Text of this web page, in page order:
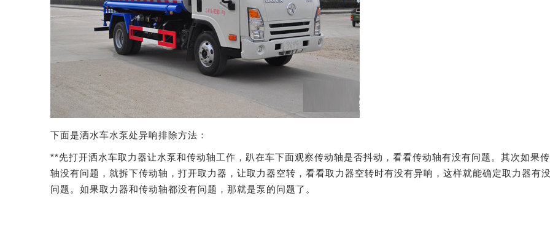
下面是洒水车水泵处异响排除方法：
**先打开洒水车取力器让水泵和传动轴工作，趴在车下面观察传动轴是否抖动，看看传动轴有没有问题。其次如果
轴没有问题，就拆下传动轴，打开取力器，让取力器空转，看看取力器空转时有没有异响，这样就能确定取力器有
问题。如果取力器和传动轴都没有问题，那就是泵的问题了。